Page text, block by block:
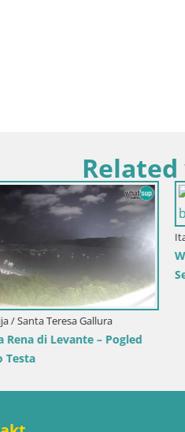
Primorsko-Goranska / Ika
luka Ika – Pogled uživo na
Opatije